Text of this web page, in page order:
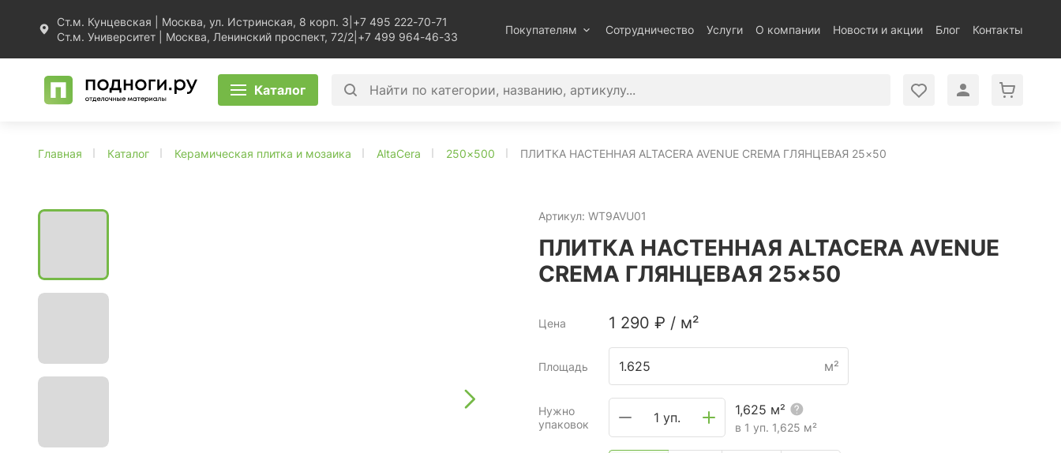
Ст.м. Кунцевская | Москва, ул. Истринская, 8 корп. 3 +7 495 222-70-71
Ст.м. Университет | Москва, Ленинский проспект, 72/2 +7 499 964-46-33
Покупателям Сотрудничество Услуги О компании Новости и акции Блог Контакты
Каталог
Главная Каталог Керамическая плитка и мозаика AltaCera 250×500 ПЛИТКА НАСТЕННАЯ ALTACERA AVENUE CREMA ГЛЯНЦЕВАЯ 25×50
Артикул: WT9AVU01
ПЛИТКА НАСТЕННАЯ ALTACERA AVENUE
CREMA ГЛЯНЦЕВАЯ 25×50
Цена 1 290 ₽ / м²
Площадь м²
Нужно
упаковок
1 уп.
1,625 м²
в 1 уп. 1,625 м²